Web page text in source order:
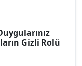
Gizli Rolü